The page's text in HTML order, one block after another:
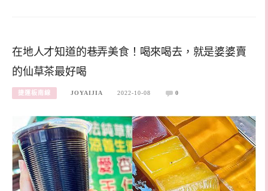
在地人才知道的巷弄美食！喝來喝去，就是婆婆賣
的仙草茶最好喝
捷運板南線 JOYAIJIA 2022-10-08 0